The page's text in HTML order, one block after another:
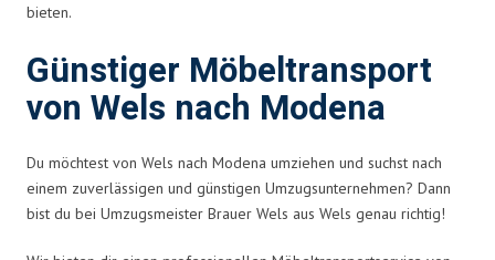
bieten.
Günstiger Möbeltransport
von Wels nach Modena
Du möchtest von Wels nach Modena umziehen und suchst nach
einem zuverlässigen und günstigen Umzugsunternehmen? Dann
bist du bei Umzugsmeister Brauer Wels aus Wels genau richtig!